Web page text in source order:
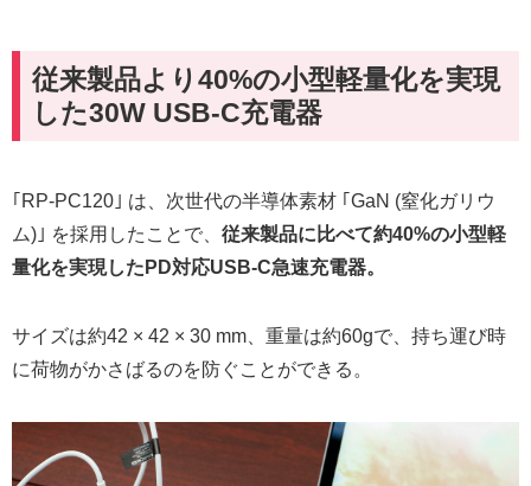
従来製品より40%の小型軽量化を実現
した30W USB-C充電器
｢RP-PC120｣ は、次世代の半導体素材 ｢GaN (窒化ガリウ
ム)｣ を採用したことで、 従来製品に比べて約40%の小型軽
量化を実現したPD対応USB-C急速充電器。
サイズは約42 × 42 × 30 mm、重量は約60gで、持ち運び時
に荷物がかさばるのを防ぐことができる。